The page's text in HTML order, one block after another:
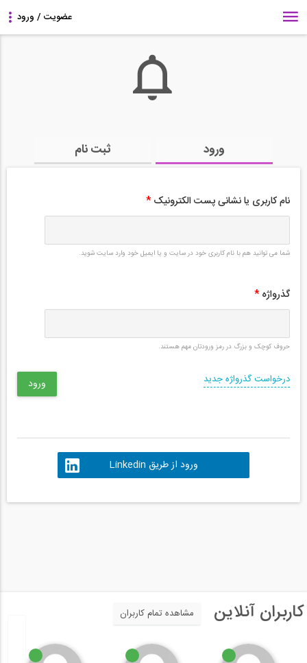
ورود ثبت نام
نام کاربری یا نشانی پست الکترونیک *
شما می توانید هم با نام کاربری خود در سایت و یا ایمیل خود وارد سایت شوید.
گذرواژه *
حروف کوچک و بزرگ در رمز ورودتان مهم هستند.
درخواست گذرواژه جدید
ورود از طریق Linkedin
کاربران آنلاین مشاهده تمام کاربران